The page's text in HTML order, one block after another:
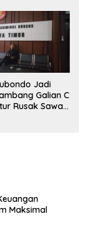
Jadi
Galian C
Rusak Sawah
Maksimal